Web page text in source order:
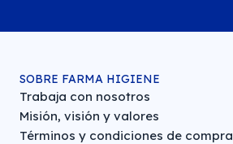
SOBRE FARMA HIGIENE
Trabaja con nosotros
Misión, visión y valores
Términos y condiciones de compra